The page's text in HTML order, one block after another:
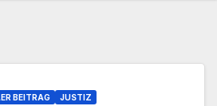
BEITRAG
JUSTIZ